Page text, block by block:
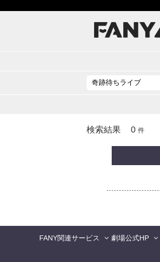
検索結果 0 件
FANY関連サービス 劇場公式HP